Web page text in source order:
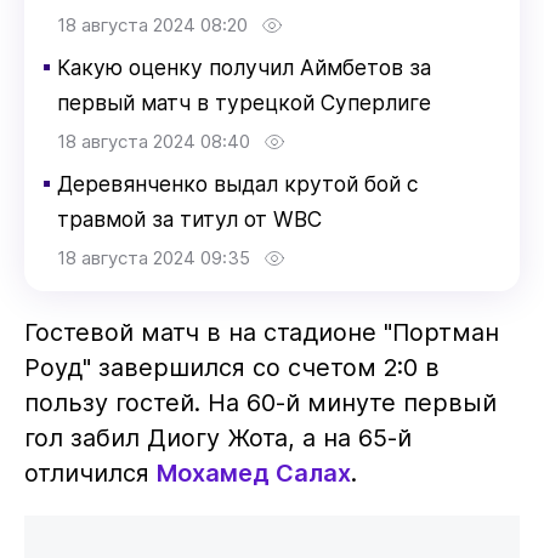
18 августа 2024 08:20
▪ Какую оценку получил Аймбетов за
первый матч в турецкой Суперлиге
18 августа 2024 08:40
▪ Деревянченко выдал крутой бой с
травмой за титул от WBC
18 августа 2024 09:35
Гостевой матч в на стадионе "Портман
Роуд" завершился со счетом 2:0 в
пользу гостей. На 60-й минуте первый
гол забил Диогу Жота, а на 65-й
отличился Мохамед Салах.